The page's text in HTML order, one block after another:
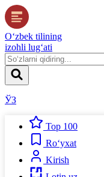
O‘zbek tilining
izohli lug‘ati
ЎЗ
Top 100
Ro‘yxat
Kirish